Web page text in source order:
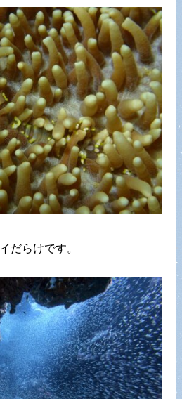
だらけです。